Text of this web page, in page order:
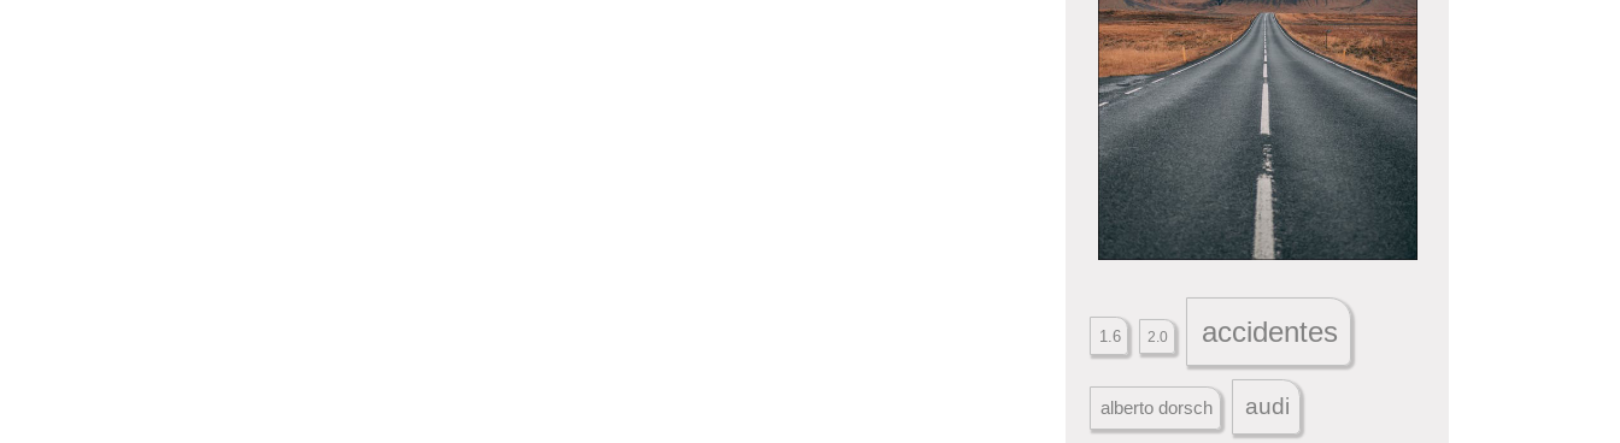
1.6 2.0 accidentes
alberto dorsch audi